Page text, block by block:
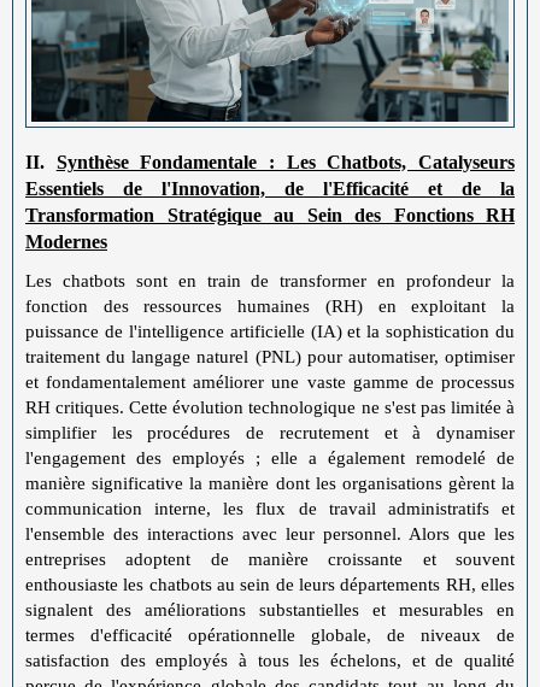
II. Synthèse Fondamentale : Les Chatbots, Catalyseurs
Essentiels de l'Innovation, de l'Efficacité et de la
Transformation Stratégique au Sein des Fonctions RH
Modernes
Les chatbots sont en train de transformer en profondeur la
fonction des ressources humaines (RH) en exploitant la
puissance de l'intelligence artificielle (IA) et la sophistication du
traitement du langage naturel (PNL) pour automatiser, optimiser
et fondamentalement améliorer une vaste gamme de processus
RH critiques. Cette évolution technologique ne s'est pas limitée à
simplifier les procédures de recrutement et à dynamiser
l'engagement des employés ; elle a également remodelé de
manière significative la manière dont les organisations gèrent la
communication interne, les flux de travail administratifs et
l'ensemble des interactions avec leur personnel. Alors que les
entreprises adoptent de manière croissante et souvent
enthousiaste les chatbots au sein de leurs départements RH, elles
signalent des améliorations substantielles et mesurables en
termes d'efficacité opérationnelle globale, de niveaux de
satisfaction des employés à tous les échelons, et de qualité